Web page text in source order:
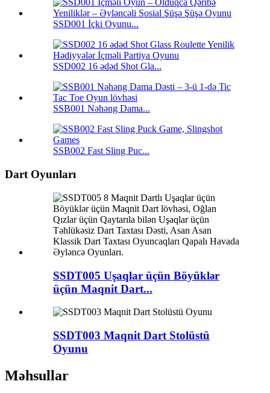
SSD001 İçki Oyunu...
SSD002 16 ədəd Shot Gla...
SSB001 Nəhəng Dama...
SSB002 Fast Sling Puc...
Dart Oyunları
SSDT005 Uşaqlar üçün Böyüklər
üçün Maqnit Dart...
SSDT003 Maqnit Dart Stolüstü
Oyunu
Məhsullar